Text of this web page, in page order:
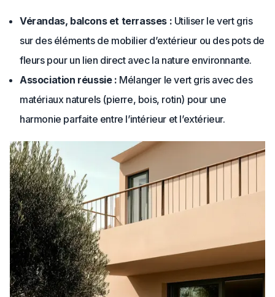
Vérandas, balcons et terrasses : Utiliser le vert gris
sur des éléments de mobilier d’extérieur ou des pots de
fleurs pour un lien direct avec la nature environnante.
Association réussie : Mélanger le vert gris avec des
matériaux naturels (pierre, bois, rotin) pour une
harmonie parfaite entre l’intérieur et l’extérieur.